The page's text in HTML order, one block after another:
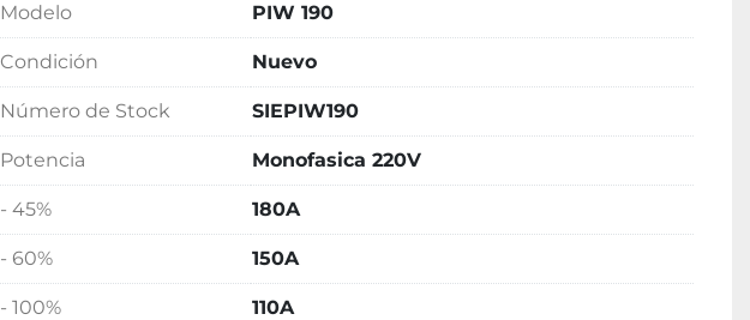
Modelo PIW 190
Condición Nuevo
Número de Stock SIEPIW190
Potencia Monofasica 220V
- 45% 180A
- 60% 150A
- 100% 110A